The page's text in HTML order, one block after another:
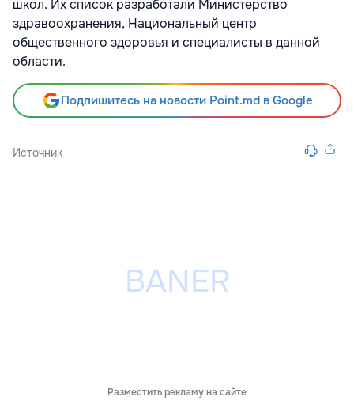
школ. Их список разработали Министерство
здравоохранения, Национальный центр
общественного здоровья и специалисты в данной
области.
Подпишитесь на новости Point.md в Google
Источник
Разместить рекламу на сайте